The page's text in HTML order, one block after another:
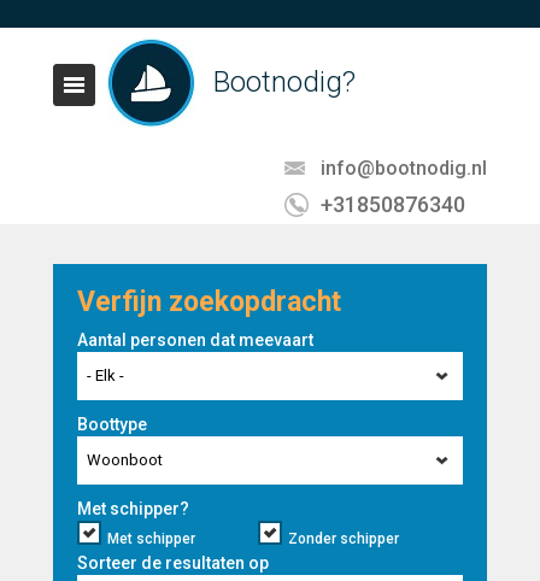
Bootnodig?
info@bootnodig.nl
+31850876340
Verfijn zoekopdracht
Aantal personen dat meevaart
- Elk -
Boottype
Woonboot
Met schipper?
Met schipper Zonder schipper
Sorteer de resultaten op